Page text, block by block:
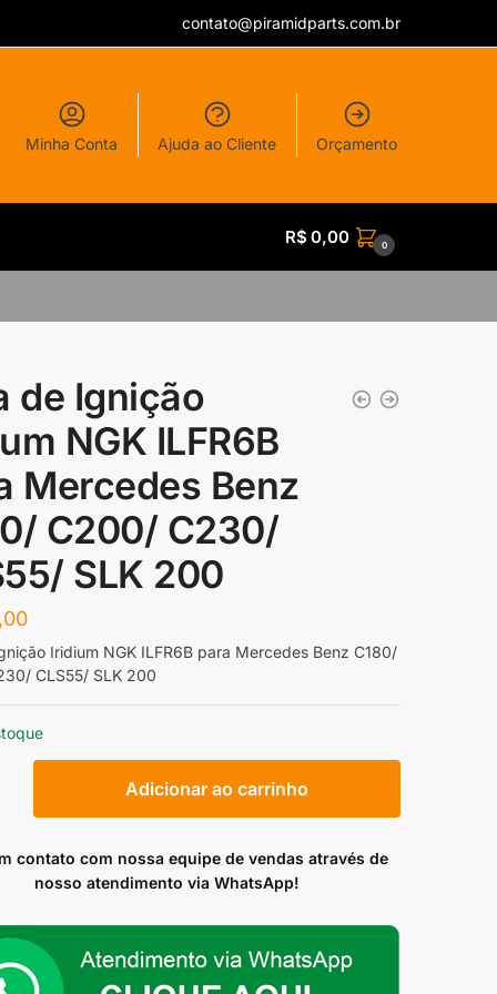
contato@piramidparts.com.br
Minha Conta Ajuda ao Cliente Orçamento
R$ 0,00 0
de Ignição
NGK ILFR6B
Mercedes Benz
C200/ C230/
SLK 200
Iridium NGK ILFR6B para Mercedes Benz C180/
CLS55/ SLK 200
Adicionar ao carrinho
contato com nossa equipe de vendas através de
nosso atendimento via WhatsApp!